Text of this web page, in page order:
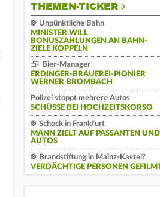
THEMEN-TICKER
Unpünktliche Bahn
MINISTER WILL
BONUSZAHLUNGEN AN BAHN-
ZIELE KOPPELN
Bier-Manager
ERDINGER-BRAUEREI-PIONIER
WERNER BROMBACH
Polizei stoppt mehrere Autos
SCHÜSSE BEI HOCHZEITSKORSO
Schock in Frankfurt
MANN ZIELT AUF PASSANTEN UND
AUTOS
Brandstiftung in Mainz-Kastel?
VERDÄCHTIGE PERSONEN